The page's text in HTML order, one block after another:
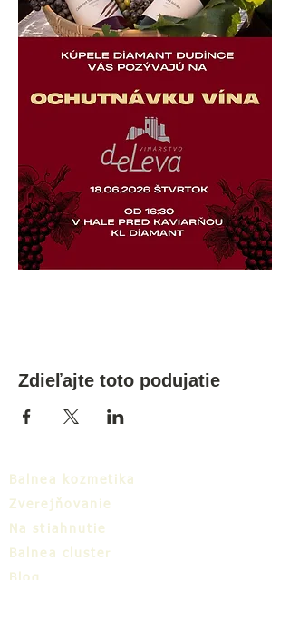
Zdieľajte toto podujatie
Balnea kozmetika
Zverejňovanie
Na stiahnutie
Balnea cluster
Blog